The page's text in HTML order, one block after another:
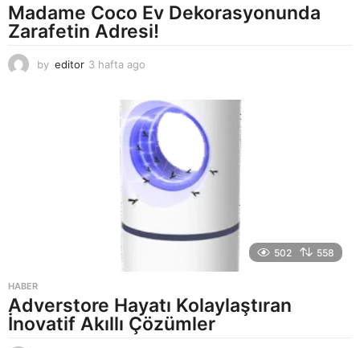
Madame Coco Ev Dekorasyonunda
Zarafetin Adresi!
by editor 3 hafta ago
a
g
o
502 558
HABER
Adverstore Hayatı Kolaylaştıran
İnovatif Akıllı Çözümler